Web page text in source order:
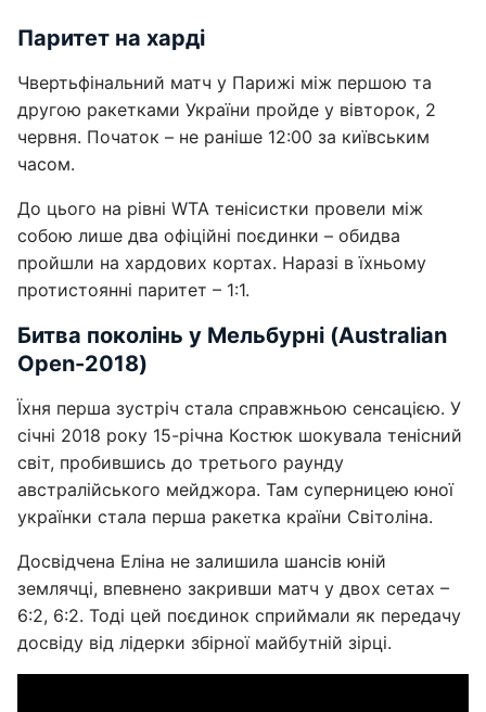
Паритет на харді
Чвертьфінальний матч у Парижі між першою та
другою ракетками України пройде у вівторок, 2
червня. Початок – не раніше 12:00 за київським
часом.
До цього на рівні WTA тенісистки провели між
собою лише два офіційні поєдинки – обидва
пройшли на хардових кортах. Наразі в їхньому
протистоянні паритет – 1:1.
Битва поколінь у Мельбурні (Australian
Open-2018)
Їхня перша зустріч стала справжньою сенсацією. У
січні 2018 року 15-річна Костюк шокувала тенісний
світ, пробившись до третього раунду
австралійського мейджора. Там суперницею юної
українки стала перша ракетка країни Світоліна.
Досвідчена Еліна не залишила шансів юній
землячці, впевнено закривши матч у двох сетах –
6:2, 6:2. Тоді цей поєдинок сприймали як передачу
досвіду від лідерки збірної майбутній зірці.